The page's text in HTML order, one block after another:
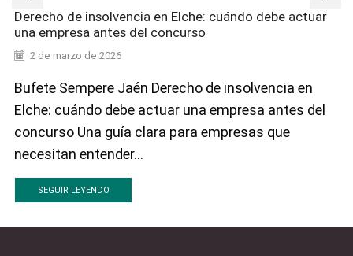
Derecho de insolvencia en Elche: cuándo debe actuar
una empresa antes del concurso
2 de marzo de 2026
Bufete Sempere Jaén Derecho de insolvencia en
Elche: cuándo debe actuar una empresa antes del
concurso Una guía clara para empresas que
necesitan entender...
SEGUIR LEYENDO